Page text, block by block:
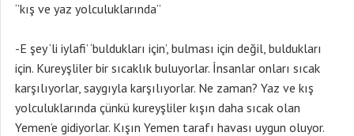
‘’kış ve yaz yolculuklarında’’
-E şey ‘li iylafi’ ‘buldukları için’, bulması için değil, buldukları
için. Kureyşliler bir sıcaklık buluyorlar. İnsanlar onları sıcak
karşılıyorlar, saygıyla karşılıyorlar. Ne zaman? Yaz ve kış
yolculuklarında çünkü kureyşliler kışın daha sıcak olan
Yemen’e gidiyorlar. Kışın Yemen tarafı havası uygun oluyor.